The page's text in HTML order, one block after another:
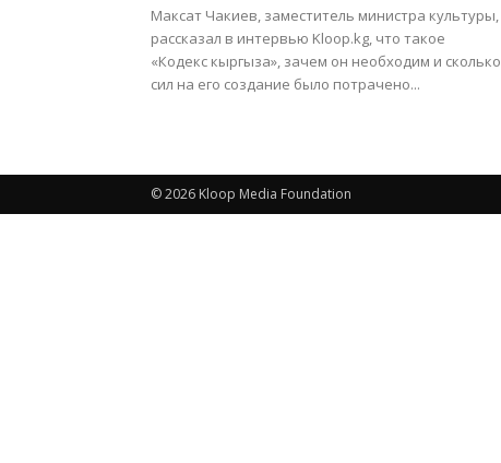
Максат Чакиев, заместитель министра культуры,
рассказал в интервью Kloop.kg, что такое
«Кодекс кыргыза», зачем он необходим и сколько
сил на его создание было потрачено...
© 2026 Kloop Media Foundation